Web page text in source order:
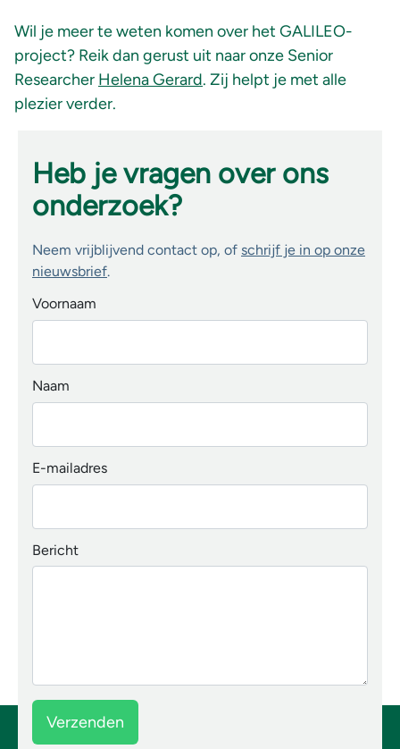
Wil je meer te weten komen over het GALILEO-
project? Reik dan gerust uit naar onze Senior
Researcher Helena Gerard. Zij helpt je met alle
plezier verder.
Heb je vragen over ons
onderzoek?
Neem vrijblijvend contact op, of schrijf je in op onze
nieuwsbrief.
Voornaam
Naam
E-mailadres
Bericht